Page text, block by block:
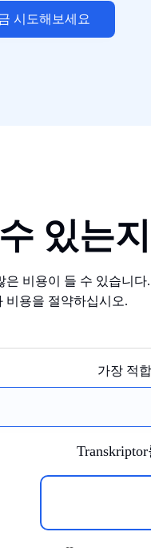
시도해보세요
있는
비용이 들 수 있습니다.
비용을 절약하십시오.
가장 적